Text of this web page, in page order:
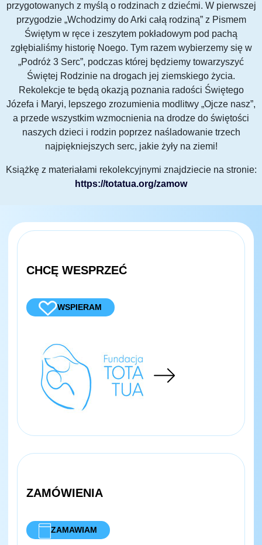
przygotowanych z myślą o rodzinach z dziećmi. W pierwszej
przygodzie „Wchodzimy do Arki całą rodziną” z Pismem
Świętym w ręce i zeszytem pokładowym pod pachą
zgłębialiśmy historię Noego. Tym razem wybierzemy się w
„Podróż 3 Serc”, podczas której będziemy towarzyszyć
Świętej Rodzinie na drogach jej ziemskiego życia.
Rekolekcje te będą okazją poznania radości Świętego
Józefa i Maryi, lepszego zrozumienia modlitwy „Ojcze nasz”,
a przede wszystkim wzmocnienia na drodze do świętości
naszych dzieci i rodzin poprzez naśladowanie trzech
najpiękniejszych serc, jakie żyły na ziemi!
Książkę z materiałami rekolekcyjnymi znajdziecie na stronie:
https://totatua.org/zamow
CHCĘ WESPRZEĆ
WSPIERAM
ZAMÓWIENIA
ZAMAWIAM